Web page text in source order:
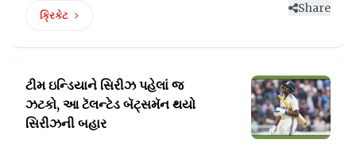
ક્રિકેટ
Share
ટીમ ઇન્ડિયાને સિરીઝ પહેલાં જ
ઝટકો, આટૅલન્ટેડ બૅટ્સમૅન થયો
સિરીઝની બહાર